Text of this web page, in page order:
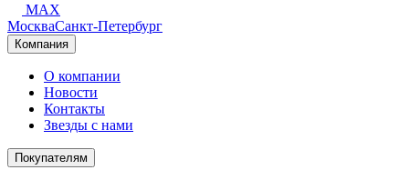
MAX
МоскваСанкт-Петербург
Компания
О компании
Новости
Контакты
Звезды с нами
Покупателям